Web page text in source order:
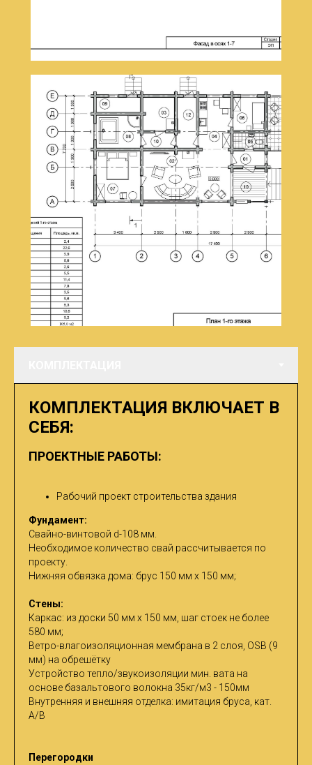
КОМПЛЕКТАЦИЯ ВКЛЮЧАЕТ В
СЕБЯ:
ПРОЕКТНЫЕ РАБОТЫ:
Рабочий проект строительства здания
Фундамент:
Свайно-винтовой d-108 мм.
Необходимое количество свай рассчитывается по
проекту.
Нижняя обвязка дома: брус 150 мм х 150 мм;
Стены:
Каркас: из доски 50 мм х 150 мм, шаг стоек не более
580 мм;
Ветро-влагоизоляционная мембрана в 2 слоя, OSB (9
мм) на обрешётку
Устройство тепло/звукоизоляции мин. вата на
основе базальтового волокна 35кг/м3 - 150мм
Внутренняя и внешняя отделка: имитация бруса, кат.
A/B
Перегородки